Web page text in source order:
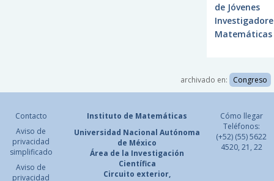
de Jóvenes
Matemáticas
archivado en: Congreso
Contacto
Aviso de
privacidad
simplificado
Aviso de
privacidad
Instituto de Matemáticas
Universidad Nacional Autónoma
de México
Área de la Investigación
Científica
Circuito exterior,
Cómo llegar
Teléfonos:
(+52) (55) 5622
4520, 21, 22